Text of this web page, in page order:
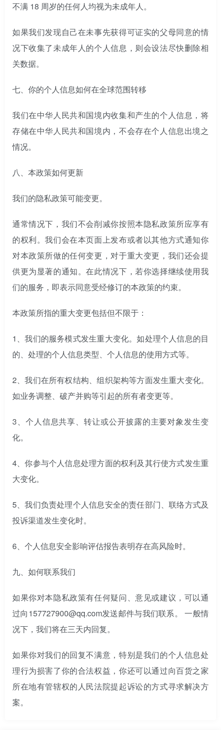
不满 18 周岁的任何人均视为未成年人。
如果我们发现自己在未事先获得可证实的父母同意的情
况下收集了未成年人的个人信息，则会设法尽快删除相
关数据。
七、 你的个人信息如何在全球范围转移
我们在中华人民共和国境内收集和产生的个人信息，将
存储在中华人民共和国境内，不会存在个人信息出境之
情况。
八、 本政策如何更新
我们的隐私政策可能变更。
通常情况下，我们不会削减你按照本隐私政策所应享有
的权利。我们会在本页面上发布或者以其他方式通知你
对本政策所做的任何变更，对于重大变更，我们还会提
供更为显著的通知。在此情况下，若你选择继续使用我
们的服务，即表示同意受经修订的本政策的约束。
本政策所指的重大变更包括但不限于：
1、我们的服务模式发生重大变化。如处理个人信息的目
的、处理的个人信息类型、个人信息的使用方式等。
2、我们在所有权结构、组织架构等方面发生重大变化。
如业务调整、破产并购等引起的所有者变更等。
3、个人信息共享、转让或公开披露的主要对象发生变
化。
4、你参与个人信息处理方面的权利及其行使方式发生重
大变化。
5、我们负责处理个人信息安全的责任部门、联络方式及
投诉渠道发生变化时。
6、个人信息安全影响评估报告表明存在高风险时。
九、 如何联系我们
如果你对本隐私政策有任何疑问、意见或建议，可以通
过向157727900@qq.com发送邮件与我们联系。 一般情
况下，我们将在三天内回复。
如果你对我们的回复不满意，特别是我们的个人信息处
理行为损害了你的合法权益，你还可以通过向百货之家
所在地有管辖权的人民法院提起诉讼的方式寻求解决方
案。